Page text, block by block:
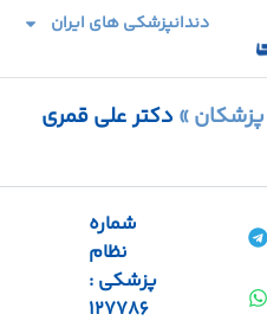
دندانپزشکی های ایران
پزشکان» دکتر علی قمری
شماره
نظام
پزشکی :
127786